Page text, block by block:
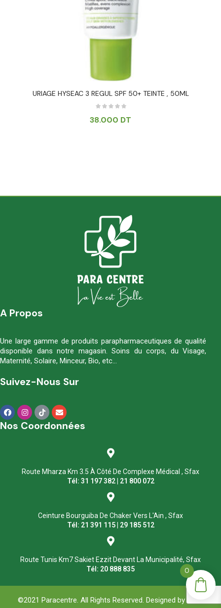
URIAGE HYSEAC 3 REGUL SPF 50+ TEINTE , 50ML
38.000 DT
A Propos
Une large gamme de produits parapharmaceutiques de qualité
disponible dans notre magasin. Soins du corps, du Visage,
Maternité, Solaire, Minceur, Bio, etc…
Suivez-Nous Sur
Nos Coordonnées
Route Mharza Km 3.5 À Côté De Complexe Médical , Sfax
Tél: 31 197 382 | 21 800 072
Ceinture Bourguiba De Chaker Vers L'Ain , Sfax
Tél: 21 391 115 | 29 185 512
Route Tunis Km7 Sakiet Ezzit Devant La Municipalité, Sfax
Tél: 20 888 835
©2021 Paracentre. All Rights Reserved. Designed by
0